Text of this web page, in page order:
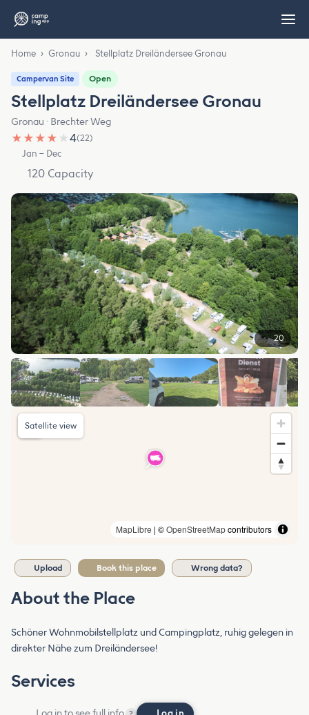
Home › Gronau › Stellplatz Dreiländersee Gronau
Campervan Site Open
Stellplatz Dreiländersee Gronau
Gronau · Brechter Weg
★ ★ ★ ★ ★4(22)
Jan – Dec
120 Capacity
20
MapLibre | ©OpenStreetMapcontributors
Satellite view
Upload Book this place Wrong data?
About the Place
Schöner Wohnmobilstellplatz und Campingplatz, ruhig gelegen in
direkter Nähe zum Dreiländersee!
Services